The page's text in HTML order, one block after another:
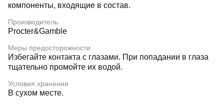
компоненты, входящие в состав.
Производитель
Procter&Gamble
Меры предосторожности
Избегайте контакта с глазами. При попадании в глаза
тщательно промойте их водой.
Условия хранения
В сухом месте.